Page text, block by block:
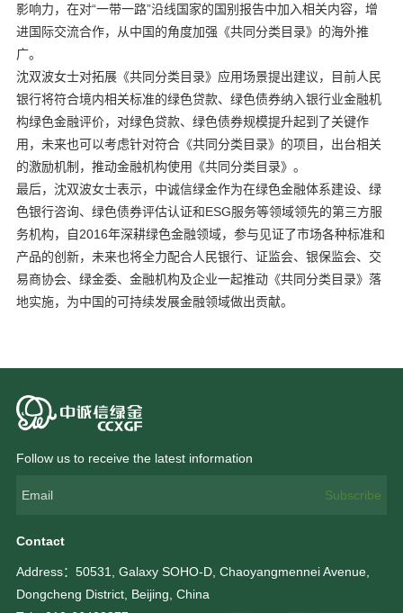
影响力，在对“一带一路”沿线国家的国别报告中加入相关内容，增
进国际交流合作，从中国的角度加强《共同分类目录》的海外推
广。
沈双波女士对拓展《共同分类目录》应用场景提出建议，目前人民
银行将符合境内相关标准的绿色贷款、绿色债券纳入银行业金融机
构绿色金融评价，对绿色贷款、绿色债券规模提升起到了关键作
用，未来也可以考虑针对符合《共同分类目录》的项目，出台相关
的激励机制，推动金融机构使用《共同分类目录》。
最后，沈双波女士表示，中诚信绿金作为在绿色金融体系建设、绿
色银行咨询、绿色债券评估认证和ESG服务等领域领先的第三方服
务机构，自2016年深耕绿色金融领域，参与见证了市场各种标准和
产品的创新，未来也将全力配合人民银行、证监会、银保监会、交
易商协会、绿金委、金融机构及企业一起推动《共同分类目录》落
地实施，为中国的可持续发展金融领域做出贡献。
Follow us to receive the latest information
Subscribe
Contact
Address：50531, Galaxy SOHO-D, Chaoyangmennei Avenue,
Dongcheng District, Beijing, China